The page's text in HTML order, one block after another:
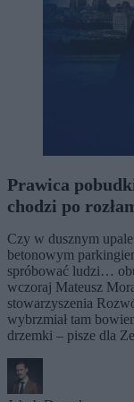
Prawica
chodzi po
Czy w dusznym
betonowym
spróbować ludzi…
wczoraj Mateusz
stowarzyszenia
wybrzmiał tam
drzemki – pisze dla